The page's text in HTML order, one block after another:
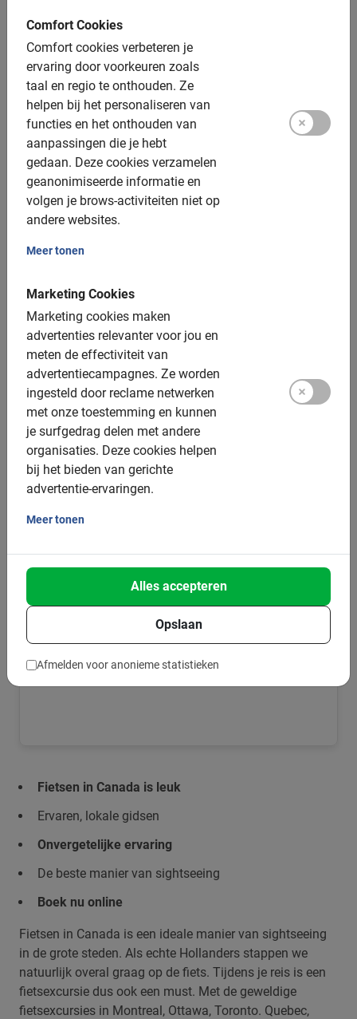
Comfort Cookies
Comfort cookies verbeteren je
ervaring door voorkeuren zoals
taal en regio te onthouden. Ze
helpen bij het personaliseren van
functies en het onthouden van
aanpassingen die je hebt
gedaan. Deze cookies verzamelen
geanonimiseerde informatie en
volgen je brows-activiteiten niet op
andere websites.
Meer tonen
Marketing Cookies
Marketing cookies maken
advertenties relevanter voor jou en
meten de effectiviteit van
advertentiecampagnes. Ze worden
ingesteld door reclame netwerken
met onze toestemming en kunnen
je surfgedrag delen met andere
organisaties. Deze cookies helpen
bij het bieden van gerichte
advertentie-ervaringen.
Meer tonen
Opslaan
Alles accepteren
Afmelden voor anonieme statistieken
sightseeing.
Fietsen in Canada is leuk
Ervaren, lokale gidsen
Onvergetelijke ervaring
De beste manier van sightseeing
Boek nu online
Fietsen in Canada is een ideale manier van sightseeing
in de grote steden. Als echte Hollanders stappen we
natuurlijk overal graag op de fiets. Tijdens je reis is een
fietsexcursie dus ook een must. Met de geweldige
fietsexcursies in Montreal, Ottawa, Toronto. Quebec,